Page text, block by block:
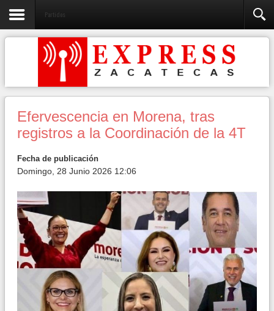
Partidos
Efervescencia en Morena, tras
registros a la Coordinación de la 4T
Fecha de publicación
Domingo, 28 Junio 2026 12:06